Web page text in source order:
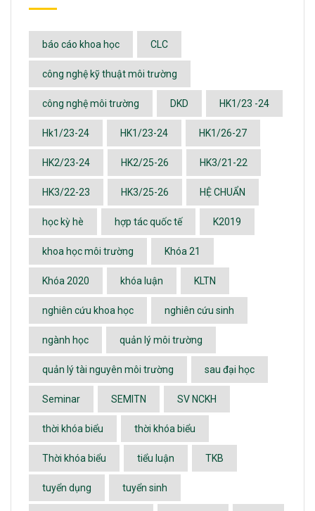
báo cáo khoa học CLC
công nghệ kỹ thuật môi trường
công nghệ môi trường DKD HK1/23 -24
Hk1/23-24 HK1/23-24 HK1/26-27
HK2/23-24 HK2/25-26 HK3/21-22
HK3/22-23 HK3/25-26 HỆ CHUẨN
học kỳ hè hợp tác quốc tế K2019
khoa học môi trường Khóa 21
Khóa 2020 khóa luận KLTN
nghiên cứu khoa học nghiên cứu sinh
ngành học quản lý môi trường
quản lý tài nguyên môi trường sau đại học
Seminar SEMITN SV NCKH
thời khóa biểu thời khóa biểu
Thời khóa biểu tiểu luận TKB
tuyển dụng tuyển sinh